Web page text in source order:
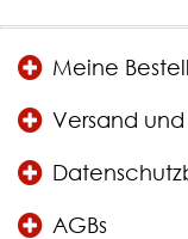
Meine
Versand
AGBs